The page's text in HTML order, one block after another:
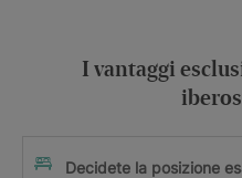
I vantaggi
Decidete la posizione